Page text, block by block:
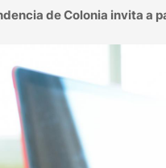
de Colonia invita a